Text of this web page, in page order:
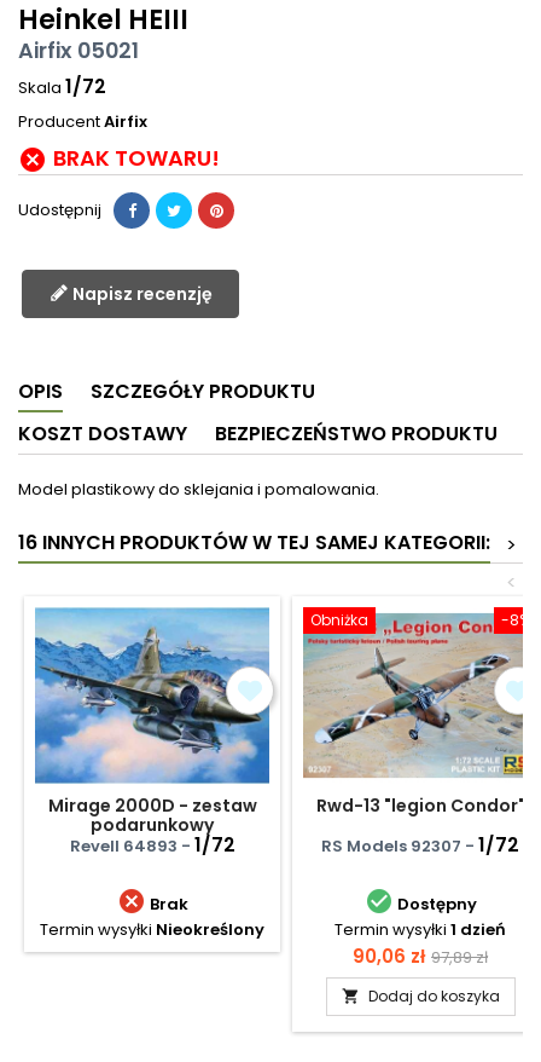
Heinkel HEIII
Airfix 05021
Skala 1/72
ProducentAirfix
 BRAK TOWARU!
Udostępnij
Napisz recenzję
OPIS
SZCZEGÓŁY PRODUKTU
KOSZT DOSTAWY
BEZPIECZEŃSTWO PRODUKTU
Model plastikowy do sklejania i pomalowania.
16 INNYCH PRODUKTÓW W TEJ SAMEJ KATEGORII:
>
<
Mirage 2000D - zestaw
podarunkowy
Revell 64893 - 1/72
 Brak
Termin wysyłki Nieokreślony
-8%
Obniżka
Rwd-13 "legion Condor"
RS Models 92307 - 1/72
 Dostępny
Termin wysyłki 1 dzień
Cena
90,06 zł Cena
97,89 zł
 Dodaj do koszyka